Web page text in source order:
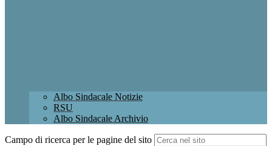
Albo Sindacale Notizie
RSU
Albo Sindacale Archivio
Campo di ricerca per le pagine del sito